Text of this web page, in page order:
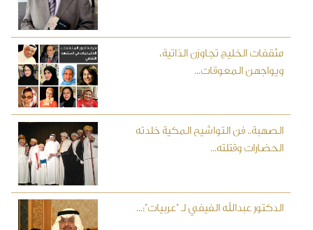
مثقفات الخليج تجاوزن الذاتية،
ويواجهن المعوقات...
الصهبة.. فن التواشيح المكية خلدته
الحضارات وقتلته...
الدكتور عبدالله الفيفي لـ "عربيات":...